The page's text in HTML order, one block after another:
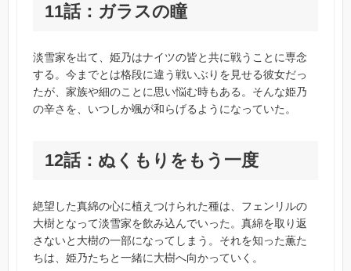
11話：ガラスの瞳
淡雪家を出て、姫乃はナイツの皆と共に戦うことに専念
する。今までとは格段に違う戦いぶりを見せる彼女だっ
たが、家族や細のことに思い悩む時もある。そんな姫乃
の辛さを、いつしか颯が和らげるようになっていた。
12話：ぬくもりをもう一度
絶望した真綿の心に植えつけられた種は、フェンリルの
大樹となって淡雪家を飲み込んでいった。真綿を取り返
さないと大樹の一部になってしまう。それを知った薫た
ちは、姫乃たちと一緒に大樹へ向かっていく。